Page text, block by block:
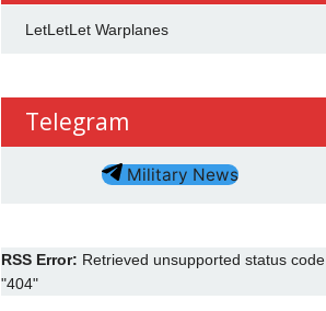
LetLetLet Warplanes
Telegram
Military News
RSS Error: Retrieved unsupported status code
"404"